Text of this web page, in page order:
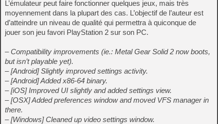
L’émulateur peut faire fonctionner quelques jeux, mais très
moyennement dans la plupart des cas. L’objectif de l’auteur est
d’atteindre un niveau de qualité qui permettra à quiconque de
jouer son jeu favori PlayStation 2 sur son PC.
– Compatibility improvements (ie.: Metal Gear Solid 2 now boots,
but isn’t playable yet).
– [Android] Slightly improved settings activity.
– [Android] Added x86-64 binary.
– [iOS] Improved UI slightly and added settings view.
– [OSX] Added preferences window and moved VFS manager in
there.
– [Windows] Cleaned up video settings window.